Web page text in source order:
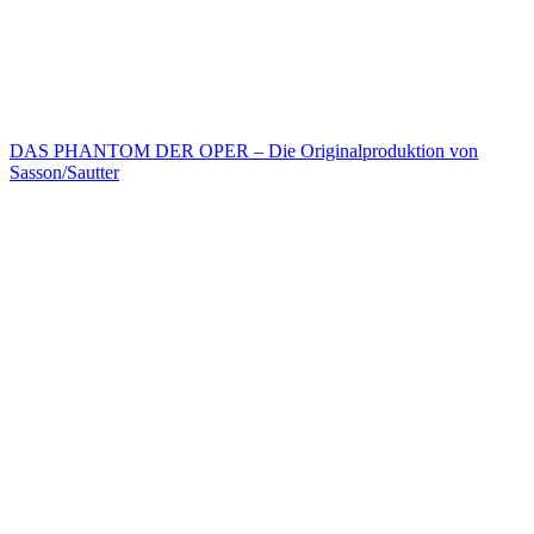
DAS PHANTOM DER OPER – Die Originalproduktion von
Sasson/Sautter